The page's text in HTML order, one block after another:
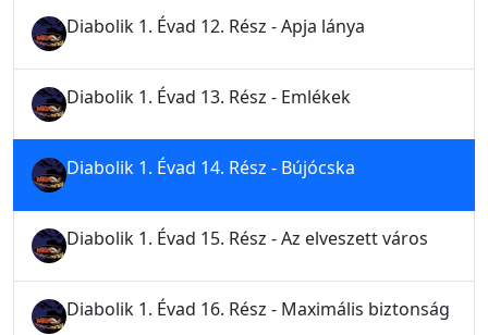
Diabolik 1. Évad 12. Rész - Apja lánya
Diabolik 1. Évad 13. Rész - Emlékek
Diabolik 1. Évad 14. Rész - Bújócska
Diabolik 1. Évad 15. Rész - Az elveszett város
Diabolik 1. Évad 16. Rész - Maximális biztonság